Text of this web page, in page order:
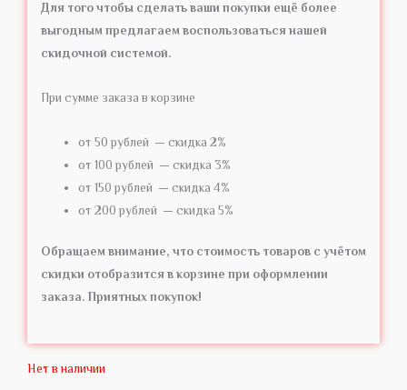
Для того чтобы сделать ваши покупки ещё более
выгодным предлагаем воспользоваться нашей
скидочной системой.
При сумме заказа в корзине
от 50 рублей — скидка 2%
от 100 рублей — скидка 3%
от 150 рублей — скидка 4%
от 200 рублей — скидка 5%
Обращаем внимание, что стоимость товаров с учётом
скидки отобразится в корзине при оформлении
заказа. Приятных покупок!
Нет в наличии